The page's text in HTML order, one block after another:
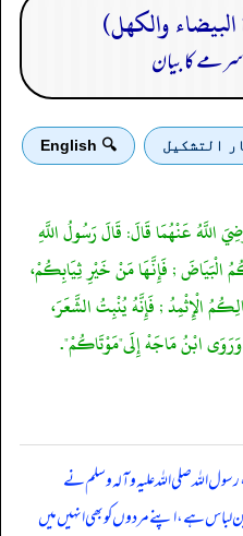
والكهل)
کا بیان
التشكيل 🔍 English
عَبَّاسٍ رَضِيَ اللَّهُ عَنْهُمَا قَالَ: قَالَ رَسُولُ اللَّهِ
الْبَيَاضَ ; فَإِنَّهَا مَنْ خَيْرِ ثِيَابِكُمْ،
الْإِثْمِدُ ; فَإِنَّهُ يُنْبِتُ الشَّعَرَ،
وَرَوَى ابْنُ مَاجَهْ إِلَى"مَوْتَاكُمْ".
اللہ صلی ‌اللہ ‌علیہ ‌وآلہ ‌وسلم نے
لباس ہے، اپنے مردوں کو بھی انہیں میں